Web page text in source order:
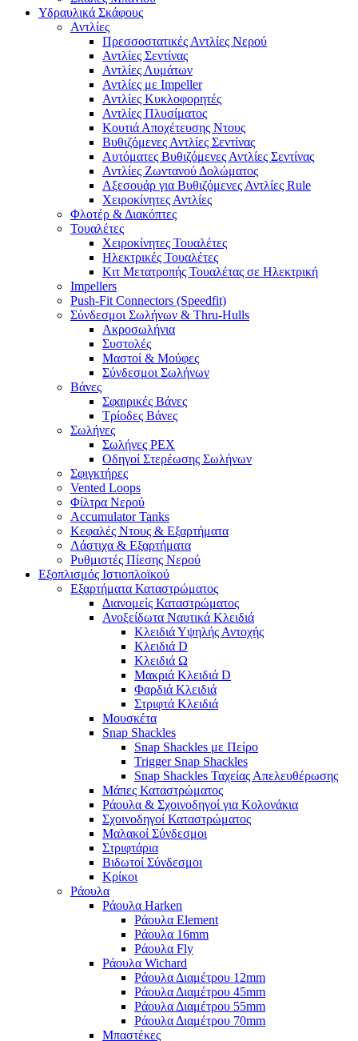
Υδραυλικά Σκάφους
Αντλίες
Πρεσσοστατικές Αντλίες Νερού
Αντλίες Σεντίνας
Αντλίες Λυμάτων
Αντλίες με Impeller
Αντλίες Κυκλοφορητές
Αντλίες Πλυσίματος
Κουτιά Αποχέτευσης Ντους
Βυθιζόμενες Αντλίες Σεντίνας
Αυτόματες Βυθιζόμενες Αντλίες Σεντίνας
Αντλίες Ζωντανού Δολώματος
Αξεσουάρ για Βυθιζόμενες Αντλίες Rule
Χειροκίνητες Αντλίες
Φλοτέρ & Διακόπτες
Τουαλέτες
Χειροκίνητες Τουαλέτες
Ηλεκτρικές Τουαλέτες
Κιτ Μετατροπής Τουαλέτας σε Ηλεκτρική
Impellers
Push-Fit Connectors (Speedfit)
Σύνδεσμοι Σωλήνων & Thru-Hulls
Ακροσωλήνια
Συστολές
Μαστοί & Μούφες
Σύνδεσμοι Σωλήνων
Βάνες
Σφαιρικές Βάνες
Τρίοδες Βάνες
Σωλήνες
Σωλήνες PEX
Οδηγοί Στερέωσης Σωλήνων
Σφιγκτήρες
Vented Loops
Φίλτρα Νερού
Accumulator Tanks
Κεφαλές Ντους & Εξαρτήματα
Λάστιχα & Εξαρτήματα
Ρυθμιστές Πίεσης Νερού
Εξοπλισμός Ιστιοπλοϊκού
Εξαρτήματα Καταστρώματος
Διανομείς Καταστρώματος
Ανοξείδωτα Ναυτικά Κλειδιά
Κλειδιά Υψηλής Αντοχής
Κλειδιά D
Κλειδιά Ω
Μακριά Κλειδιά D
Φαρδιά Κλειδιά
Στριφτά Κλειδιά
Μουσκέτα
Snap Shackles
Snap Shackles με Πείρο
Trigger Snap Shackles
Snap Shackles Ταχείας Απελευθέρωσης
Μάπες Καταστρώματος
Ράουλα & Σχοινοδηγοί για Κολονάκια
Σχοινοδηγοί Καταστρώματος
Μαλακοί Σύνδεσμοι
Στριφτάρια
Βιδωτοί Σύνδεσμοι
Κρίκοι
Ράουλα
Ράουλα Harken
Ράουλα Element
Ράουλα 16mm
Ράουλα Fly
Ράουλα Wichard
Ράουλα Διαμέτρου 12mm
Ράουλα Διαμέτρου 45mm
Ράουλα Διαμέτρου 55mm
Ράουλα Διαμέτρου 70mm
Μπαστέκες